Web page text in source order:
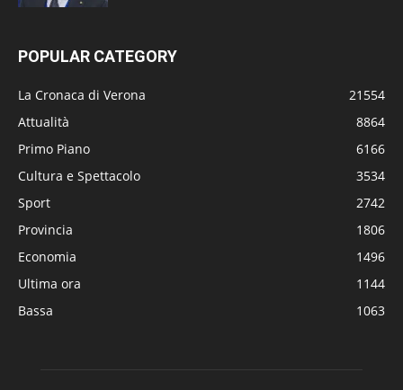
POPULAR CATEGORY
La Cronaca di Verona
21554
Attualità
8864
Primo Piano
6166
Cultura e Spettacolo
3534
Sport
2742
Provincia
1806
Economia
1496
Ultima ora
1144
Bassa
1063